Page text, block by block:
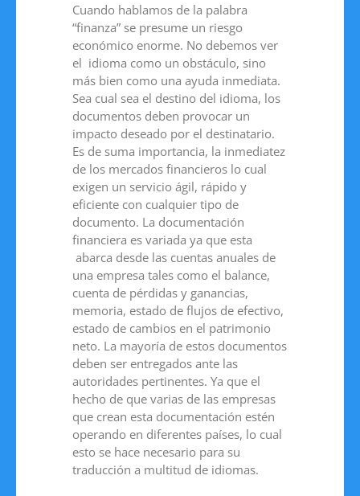
Cuando hablamos de la palabra
“finanza” se presume un riesgo
económico enorme. No debemos ver
el idioma como un obstáculo, sino
más bien como una ayuda inmediata.
Sea cual sea el destino del idioma, los
documentos deben provocar un
impacto deseado por el destinatario.
Es de suma importancia, la inmediatez
de los mercados financieros lo cual
exigen un servicio ágil, rápido y
eficiente con cualquier tipo de
documento. La documentación
financiera es variada ya que esta
abarca desde las cuentas anuales de
una empresa tales como el balance,
cuenta de pérdidas y ganancias,
memoria, estado de flujos de efectivo,
estado de cambios en el patrimonio
neto. La mayoría de estos documentos
deben ser entregados ante las
autoridades pertinentes. Ya que el
hecho de que varias de las empresas
que crean esta documentación estén
operando en diferentes países, lo cual
esto se hace necesario para su
traducción a multitud de idiomas.